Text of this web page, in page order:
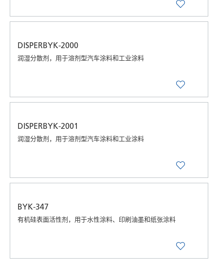
DISPERBYK-2000
润湿分散剂，用于溶剂型汽车涂料和工业涂料
DISPERBYK-2001
润湿分散剂，用于溶剂型汽车涂料和工业涂料
BYK-347
有机硅表面活性剂，用于水性涂料、印刷油墨和纸张涂料